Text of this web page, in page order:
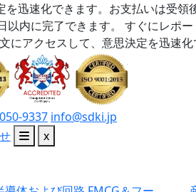
迅速化できます。お支払いは受領
内に完了できます。
すぐにレポ
にアクセスして、意思決定を迅速
9337 info@sdki.jp
x